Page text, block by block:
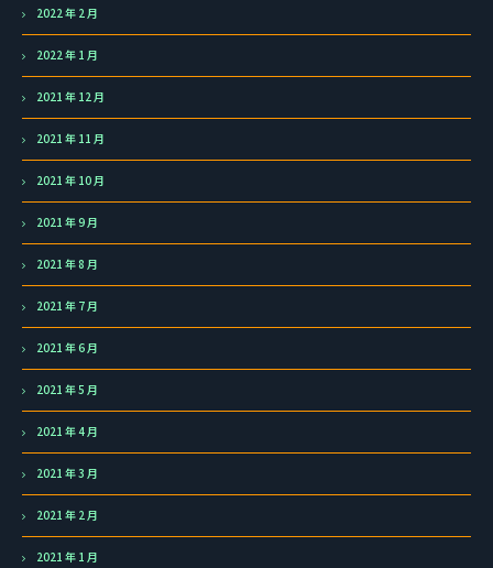
2022 年 2 月
2022 年 1 月
2021 年 12 月
2021 年 11 月
2021 年 10 月
2021 年 9 月
2021 年 8 月
2021 年 7 月
2021 年 6 月
2021 年 5 月
2021 年 4 月
2021 年 3 月
2021 年 2 月
2021 年 1 月